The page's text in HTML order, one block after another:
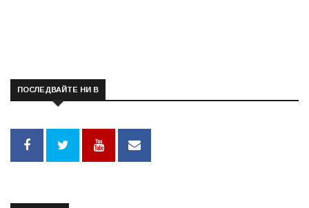
ПОСЛЕДВАЙТЕ НИ В